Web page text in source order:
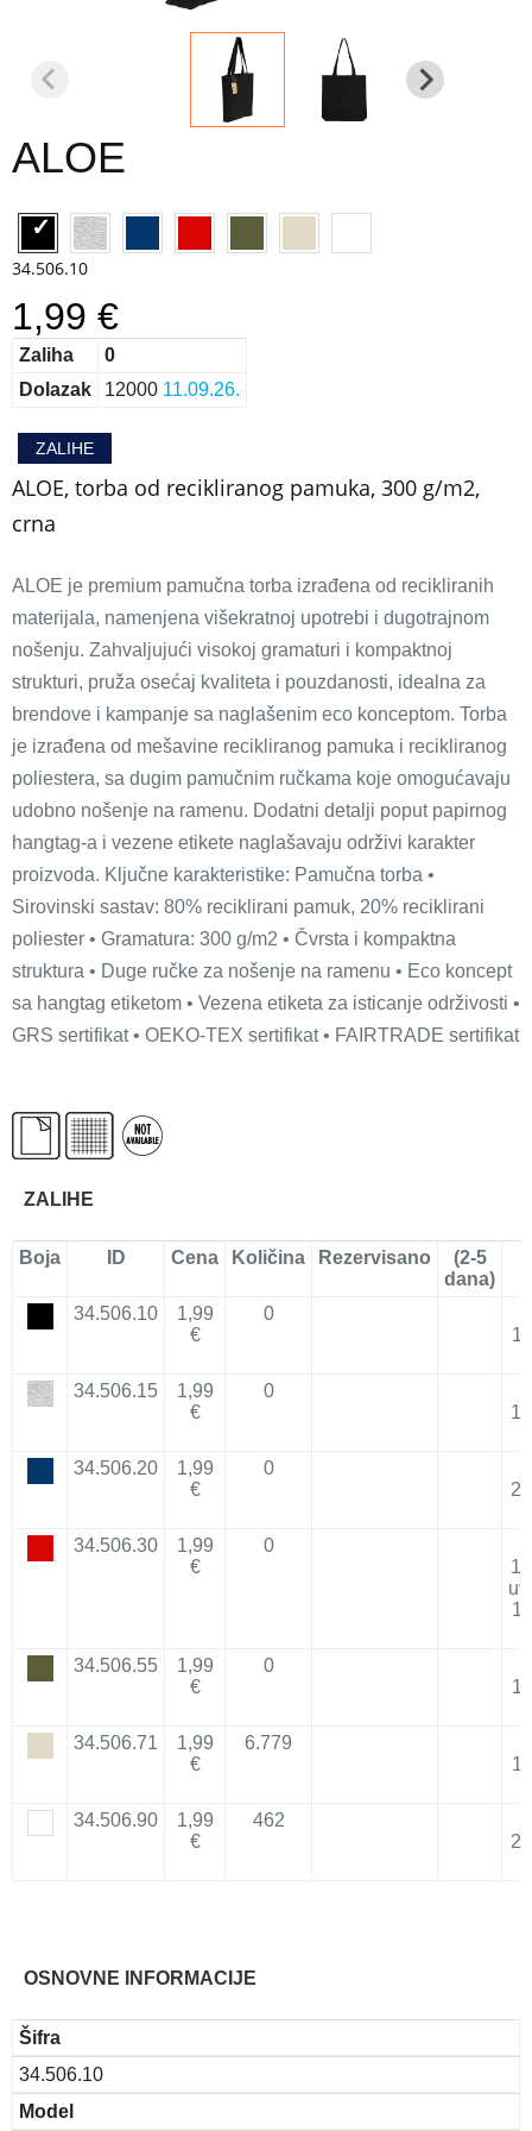
ALOE
34.506.10
1,99 €
Zaliha
0
Dolazak
12000 11.09.26.
ZALIHE
ALOE, torba od recikliranog pamuka, 300 g/m2,
crna
ALOE je premium pamučna torba izrađena od recikliranih
materijala, namenjena višekratnoj upotrebi i dugotrajnom
nošenju. Zahvaljujući visokoj gramaturi i kompaktnoj
strukturi, pruža osećaj kvaliteta i pouzdanosti, idealna za
brendove i kampanje sa naglašenim eco konceptom. Torba
je izrađena od mešavine recikliranog pamuka i recikliranog
poliestera, sa dugim pamučnim ručkama koje omogućavaju
udobno nošenje na ramenu. Dodatni detalji poput papirnog
hangtag-a i vezene etikete naglašavaju održivi karakter
proizvoda. Ključne karakteristike: Pamučna torba •
Sirovinski sastav: 80% reciklirani pamuk, 20% reciklirani
poliester • Gramatura: 300 g/m2 • Čvrsta i kompaktna
struktura • Duge ručke za nošenje na ramenu • Eco koncept
sa hangtag etiketom • Vezena etiketa za isticanje održivosti •
GRS sertifikat • OEKO-TEX sertifikat • FAIRTRADE sertifikat
ZALIHE
Boja ID Cena Količina Rezervisano
(2-5
dana)
34.506.10
1,99
€
0
34.506.15
1,99
€
0
34.506.20
1,99
€
0
34.506.30
1,99
€
0
34.506.55
1,99
€
0
34.506.71
1,99
€
6.779
34.506.90
1,99
€
462
OSNOVNE INFORMACIJE
Šifra
34.506.10
Model